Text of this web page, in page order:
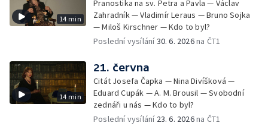
14 min
Pranostika na sv. Petra a Pavla — Václav
Zahradník — Vladimír Leraus — Bruno Sojka
— Miloš Kirschner — Kdo to byl?
Poslední vysílání30. 6. 2026na ČT1
14 min
21. června
Citát Josefa Čapka — Nina Divíšková —
Eduard Cupák — A. M. Brousil — Svobodní
zednáři u nás — Kdo to byl?
Poslední vysílání 23. 6. 2026na ČT1